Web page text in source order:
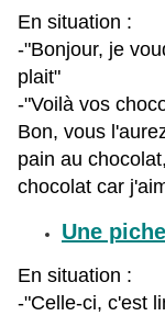
En situation :
-"Bonjour, je
plait"
-"Voilà vos
Bon, vous
pain au
chocolat car
Une
En situation :
-"Celle-ci, c'est